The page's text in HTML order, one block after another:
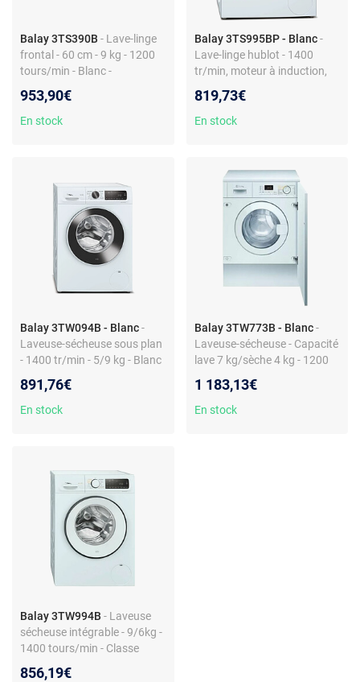
Balay 3TS390B - Lave-linge
frontal - 60 cm - 9 kg - 1200
tours/min - Blanc -
Classe énergétique A
953,90€
En stock
Balay 3TS995BP - Blanc -
Lave-linge hublot - 1400
tr/min, moteur à induction,
différé, afficheur,
programmes laine, essorage
819,73€
En stock
Balay 3TW094B - Blanc-
Laveuse-sécheuse sous plan
- 1400 tr/min - 5/9 kg - Blanc
891,76€
En stock
Balay 3TW773B - Blanc -
Laveuse-sécheuse - Capacité
lave 7 kg/sèche 4 kg - 1200
1 183,13€
En stock
Balay 3TW994B - Laveuse
sécheuse intégrable - 9/6kg -
1400 tours/min - Classe
856,19€